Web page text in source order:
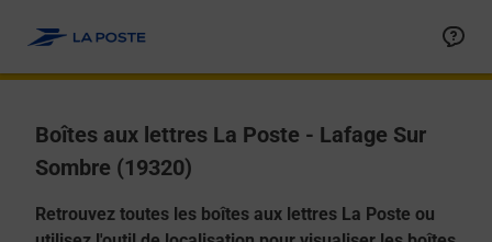
Boîtes aux lettres La Poste - Lafage Sur
Sombre (19320)
Retrouvez toutes les boîtes aux lettres La Poste ou